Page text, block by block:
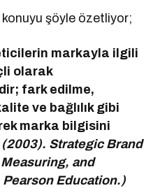
şöyle özetliyor;
markayla ilgili
olarak
fark edilme,
ve bağlılık gibi
marka bilgisini
Strategic Brand
and
Education.)